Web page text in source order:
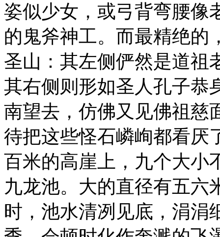
姿似少女，或弓背弯腰像
的鬼斧神工。而最精绝
圣山：其左侧俨然是道祖
其右侧则形如圣人孔子恭
南望去，仿佛又见佛祖慈
待把这些怪石嶙峋都看厌
百米的高崖上，九个大小
九龙池。大的直径有五六
时，池水清冽见底，涓涓